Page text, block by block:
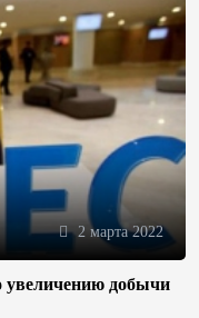
2 марта 2022
добычи